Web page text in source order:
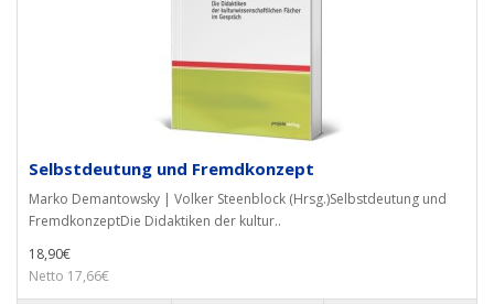
Selbstdeutung und Fremdkonzept
Marko Demantowsky | Volker Steenblock (Hrsg.)Selbstdeutung und
FremdkonzeptDie Didaktiken der kultur..
18,90€
Netto 17,66€